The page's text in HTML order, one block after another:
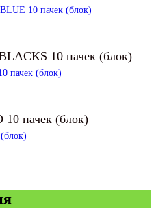
10 пачек (блок)
пачек (блок)